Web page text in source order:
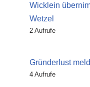
Wicklein
Wetzel
2 Aufrufe
Gründerlust
4 Aufrufe